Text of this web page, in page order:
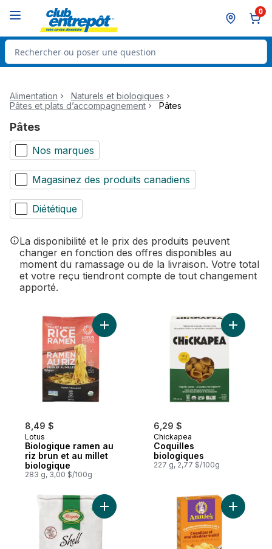
0
Rechercher des produits
Alimentation
Naturels et biologiques
Pâtes et plats d’accompagnement
Pâtes
Pâtes
Nos marques
Magasinez des produits canadiens
Diététique
La disponibilité et le prix des produits peuvent
changer en fonction des offres disponibles au
moment du ramassage ou de la livraison. Votre total
et votre reçu tiendront compte de tout changement
apporté.
8,49 $
Lotus
Biologique ramen au
riz brun et au millet
biologique
283 g, 3,00 $/100g
Ajouter Biologique ramen au riz brun et
6,29 $
Chickapea
Coquilles
biologiques
227 g, 2,77 $/100g
Ajouter
Ajouter Coquilles de riz brun au panier
Ajouter